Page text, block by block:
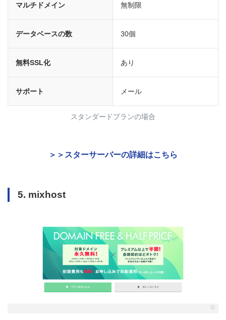
マルチドメイン 無制限
データベースの数 30個
無料SSL化 あり
サポート メール
スタンダードプランの場合
＞＞スターサーバーの詳細はこちら
5. mixhost